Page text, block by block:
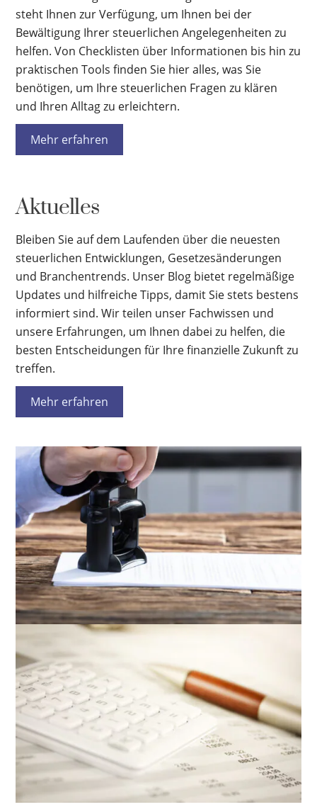
steht Ihnen zur Verfügung, um Ihnen bei der
Bewältigung Ihrer steuerlichen Angelegenheiten zu
helfen. Von Checklisten über Informationen bis hin zu
praktischen Tools finden Sie hier alles, was Sie
benötigen, um Ihre steuerlichen Fragen zu klären
und Ihren Alltag zu erleichtern.
Mehr erfahren
Aktuelles
Bleiben Sie auf dem Laufenden über die neuesten
steuerlichen Entwicklungen, Gesetzesänderungen
und Branchentrends. Unser Blog bietet regelmäßige
Updates und hilfreiche Tipps, damit Sie stets bestens
informiert sind. Wir teilen unser Fachwissen und
unsere Erfahrungen, um Ihnen dabei zu helfen, die
besten Entscheidungen für Ihre finanzielle Zukunft zu
treffen.
Mehr erfahren